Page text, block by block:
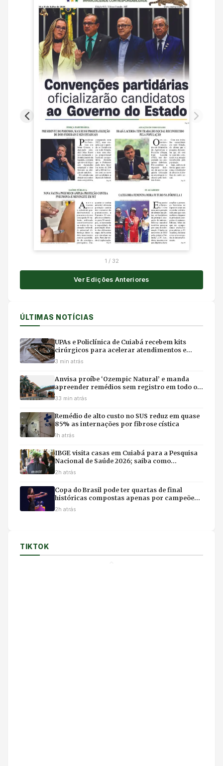
1 / 32
Ver Edições Anteriores
ÚLTIMAS NOTÍCIAS
UPAs e Policlínica de Cuiabá recebem kits
cirúrgicos para acelerar atendimentos e
evitar filas em hospitais
3 min atrás
Anvisa proíbe ‘Ozempic Natural’ e manda
apreender remédios sem registro em todo o
Brasil
33 min atrás
Remédio de alto custo no SUS reduz em quase
85% as internações por fibrose cística
1h atrás
IBGE visita casas em Cuiabá para a Pesquisa
Nacional de Saúde 2026; saiba como
identificar entrevistadores
2h atrás
Copa do Brasil pode ter quartas de final
históricas compostas apenas por campeões
do torneio
2h atrás
TIKTOK